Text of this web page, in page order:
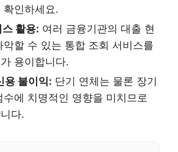
확인하세요.
활용: 여러 금융기관의 대출 현
악할 수 있는 통합 조회 서비스를
용이합니다.
용 불이익: 단기 연체는 물론 장기
수에 치명적인 영향을 미치므로
다.